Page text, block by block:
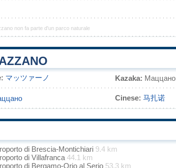
non fa parte d'un parco naturale
マッツァーノ Kazaka: Маццано
Cinese: 马扎诺
di Brescia-Montichiari 9.4 km
di Villafranca 44.1 km
di Bergamo-Orio al Serio 53.3 km